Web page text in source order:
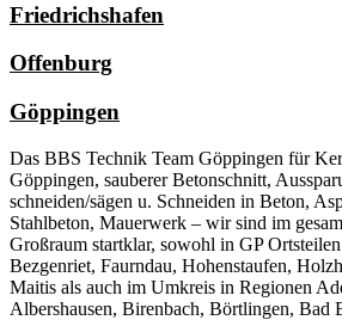
Friedrichshafen
Offenburg
Göppingen
Das BBS Technik Team Göppingen für
Göppingen, sauberer Betonschnitt,
schneiden/sägen u. Schneiden in Beton,
Stahlbeton, Mauerwerk – wir sind im
Großraum startklar, sowohl in GP
Bezgenriet, Faurndau, Hohenstaufen,
Maitis als auch im Umkreis in Regionen
Albershausen, Birenbach, Börtlingen,